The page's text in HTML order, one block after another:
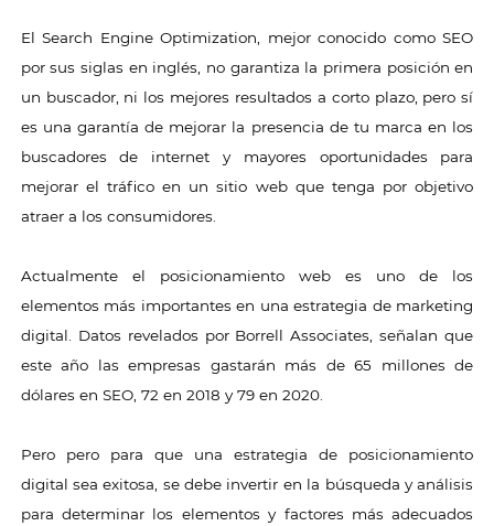
El Search Engine Optimization, mejor conocido como SEO
por sus siglas en inglés, no garantiza la primera posición en
un buscador, ni los mejores resultados a corto plazo, pero sí
es una garantía de mejorar la presencia de tu marca en los
buscadores de internet y mayores oportunidades para
mejorar el tráfico en un sitio web que tenga por objetivo
atraer a los consumidores.
Actualmente el posicionamiento web es uno de los
elementos más importantes en una estrategia de marketing
digital. Datos revelados por Borrell Associates, señalan que
este año las empresas gastarán más de 65 millones de
dólares en SEO, 72 en 2018 y 79 en 2020.
Pero pero para que una estrategia de posicionamiento
digital sea exitosa, se debe invertir en la búsqueda y análisis
para determinar los elementos y factores más adecuados